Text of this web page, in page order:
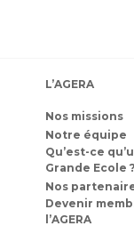
L’AGERA
Nos missions
Notre équipe
Qu’est-ce
Grande Ecole ?
Nos
Devenir
l’AGERA